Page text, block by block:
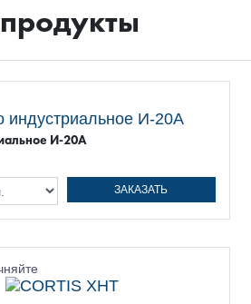
И-20А
ЗАКАЗАТЬ